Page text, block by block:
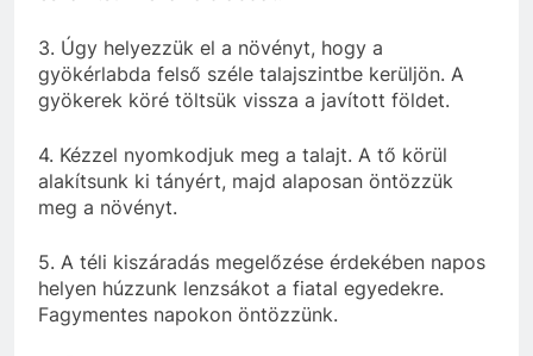
3. Úgy helyezzük el a növényt, hogy a
gyökérlabda felső széle talajszintbe kerüljön. A
gyökerek köré töltsük vissza a javított földet.
4. Kézzel nyomkodjuk meg a talajt. A tő körül
alakítsunk ki tányért, majd alaposan öntözzük
meg a növényt.
5. A téli kiszáradás megelőzése érdekében napos
helyen húzzunk lenzsákot a fiatal egyedekre.
Fagymentes napokon öntözzünk.